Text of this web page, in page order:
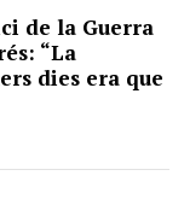
de la Guerra
“La
dies era que